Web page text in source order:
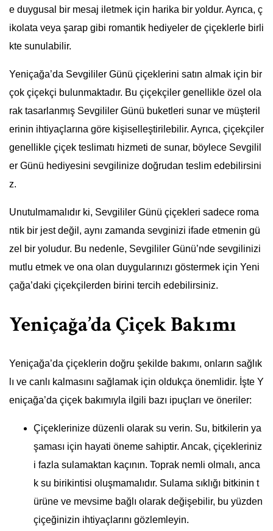
e duygusal bir mesaj iletmek için harika bir yoldur. Ayrıca, ç
ikolata veya şarap gibi romantik hediyeler de çiçeklerle birli
kte sunulabilir.
Yeniçağa’da Sevgililer Günü çiçeklerini satın almak için bir
çok çiçekçi bulunmaktadır. Bu çiçekçiler genellikle özel ola
rak tasarlanmış Sevgililer Günü buketleri sunar ve müşteril
erinin ihtiyaçlarına göre kişiselleştirilebilir. Ayrıca, çiçekçiler
genellikle çiçek teslimatı hizmeti de sunar, böylece Sevgilil
er Günü hediyesini sevgilinize doğrudan teslim edebilirsini
z.
Unutulmamalıdır ki, Sevgililer Günü çiçekleri sadece roma
ntik bir jest değil, aynı zamanda sevginizi ifade etmenin gü
zel bir yoludur. Bu nedenle, Sevgililer Günü’nde sevgilinizi
mutlu etmek ve ona olan duygularınızı göstermek için Yeni
çağa’daki çiçekçilerden birini tercih edebilirsiniz.
Yeniçağa’da Çiçek Bakımı
Yeniçağa’da çiçeklerin doğru şekilde bakımı, onların sağlık
lı ve canlı kalmasını sağlamak için oldukça önemlidir. İşte Y
eniçağa’da çiçek bakımıyla ilgili bazı ipuçları ve öneriler:
Çiçeklerinize düzenli olarak su verin. Su, bitkilerin ya
şaması için hayati öneme sahiptir. Ancak, çiçekleriniz
i fazla sulamaktan kaçının. Toprak nemli olmalı, anca
k su birikintisi oluşmamalıdır. Sulama sıklığı bitkinin t
ürüne ve mevsime bağlı olarak değişebilir, bu yüzden
çiçeğinizin ihtiyaçlarını gözlemleyin.